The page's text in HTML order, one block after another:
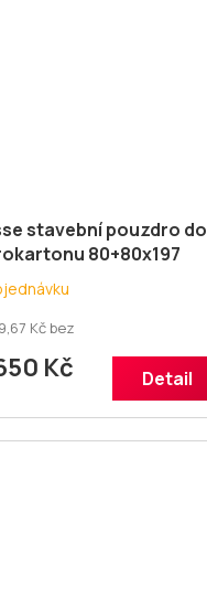
stavební pouzdro do
80+80x197
Kč bez
Kč Detail